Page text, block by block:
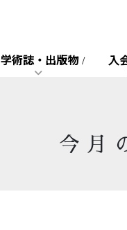
学術誌・出版物 入
今月